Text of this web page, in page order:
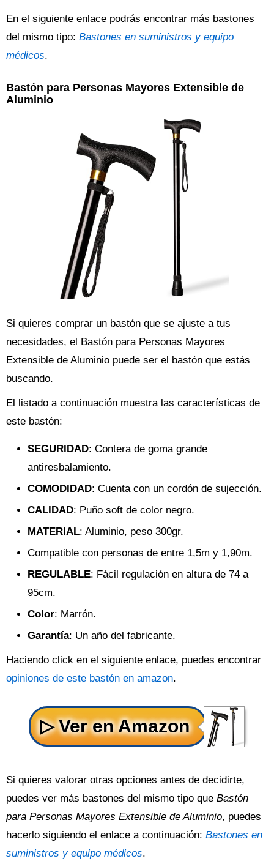
En el siguiente enlace podrás encontrar más bastones
del mismo tipo: Bastones en suministros y equipo
médicos.
Bastón para Personas Mayores Extensible de
Aluminio
Si quieres comprar un bastón que se ajuste a tus
necesidades, el Bastón para Personas Mayores
Extensible de Aluminio puede ser el bastón que estás
buscando.
El listado a continuación muestra las características de
este bastón:
SEGURIDAD: Contera de goma grande
antiresbalamiento.
COMODIDAD: Cuenta con un cordón de sujección.
CALIDAD: Puño soft de color negro.
MATERIAL: Aluminio, peso 300gr.
Compatible con personas de entre 1,5m y 1,90m.
REGULABLE: Fácil regulación en altura de 74 a
95cm.
Color: Marrón.
Garantía: Un año del fabricante.
Haciendo click en el siguiente enlace, puedes encontrar
opiniones de este bastón en amazon.
Si quieres valorar otras opciones antes de decidirte,
puedes ver más bastones del mismo tipo que Bastón
para Personas Mayores Extensible de Aluminio, puedes
hacerlo siguiendo el enlace a continuación: Bastones en
suministros y equipo médicos.